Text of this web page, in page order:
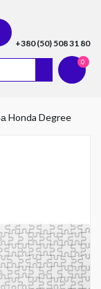
+380 (50) 508 31 80
0
Honda Degree